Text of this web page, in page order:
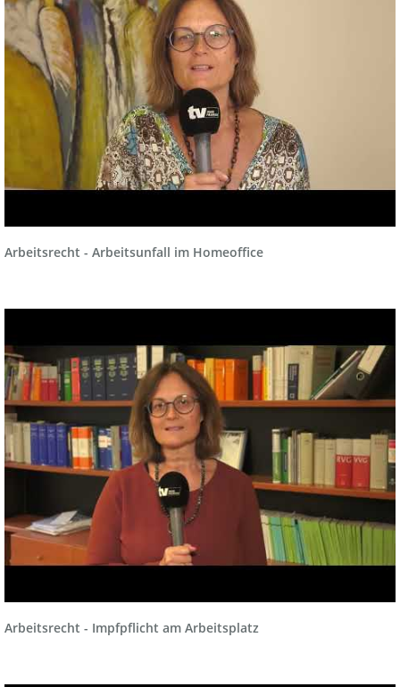
Arbeitsrecht - Arbeitsunfall im Homeoffice
Arbeitsrecht - Impfpflicht am Arbeitsplatz